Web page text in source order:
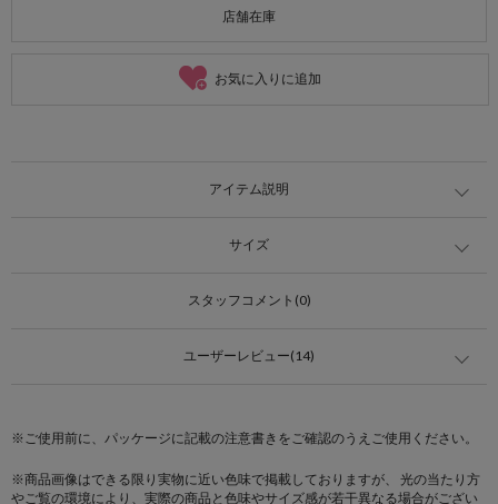
店舗在庫
お気に入りに追加
アイテム説明
サイズ
スタッフコメント(0)
ユーザーレビュー(14)
※ご使用前に、パッケージに記載の注意書きをご確認のうえご使用ください。
※商品画像はできる限り実物に近い色味で掲載しておりますが、 光の当たり方
やご覧の環境により、実際の商品と色味やサイズ感が若干異なる場合がござい